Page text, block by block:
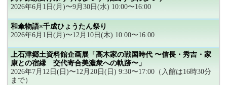
2026年6月1日(月)〜9月30日(水) 10:00〜16:00
和傘物語×千成ひょうたん祭り
2026年6月1日(月)〜12月10日(木) 10:00〜16:00
上石津郷土資料館企画展「高木家の戦国時代 〜信長・秀吉・家
康との宿縁 交代寄合美濃衆への軌跡〜」
2026年7月12日(日)〜12月20日(日) 9:30〜17:00（入館は16時30分
まで）